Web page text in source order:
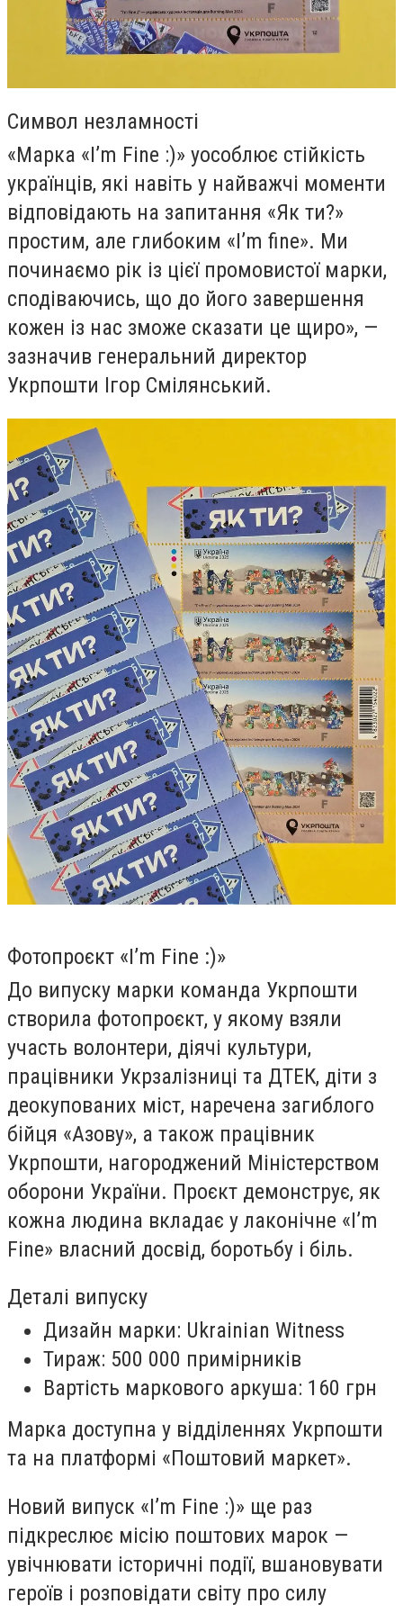
Символ незламності
«Марка «I’m Fine :)» уособлює стійкість
українців, які навіть у найважчі моменти
відповідають на запитання «Як ти?»
простим, але глибоким «I’m fine». Ми
починаємо рік із цієї промовистої марки,
сподіваючись, що до його завершення
кожен із нас зможе сказати це щиро», —
зазначив генеральний директор
Укрпошти Ігор Смілянський.
Фотопроєкт «I’m Fine :)»
До випуску марки команда Укрпошти
створила фотопроєкт, у якому взяли
участь волонтери, діячі культури,
працівники Укрзалізниці та ДТЕК, діти з
деокупованих міст, наречена загиблого
бійця «Азову», а також працівник
Укрпошти, нагороджений Міністерством
оборони України. Проєкт демонструє, як
кожна людина вкладає у лаконічне «I’m
Fine» власний досвід, боротьбу і біль.
Деталі випуску
Дизайн марки: Ukrainian Witness
Тираж: 500 000 примірників
Вартість маркового аркуша: 160 грн
Марка доступна у відділеннях Укрпошти
та на платформі «Поштовий маркет».
Новий випуск «I’m Fine :)» ще раз
підкреслює місію поштових марок —
увічнювати історичні події, вшановувати
героїв і розповідати світу про силу